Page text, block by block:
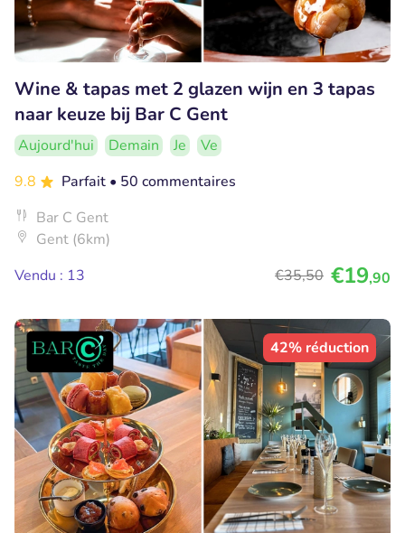
Wine & tapas met 2 glazen wijn en 3 tapas
naar keuze bij Bar C Gent
Aujourd'hui Demain Je
Ve
9.8
Parfait • 50 commentaires
Bar C Gent
Gent (6km)
Vendu : 13
€35,50 €19,90
42% réduction